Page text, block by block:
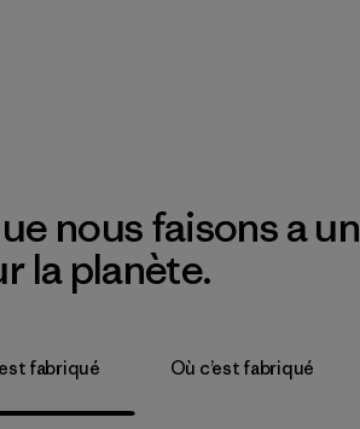
nous faisons a un
la planète.
fabriqué Où c’est fabriqué